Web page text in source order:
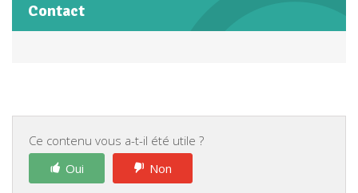
Contact
Ce contenu vous a-t-il été utile ?
Oui
Non